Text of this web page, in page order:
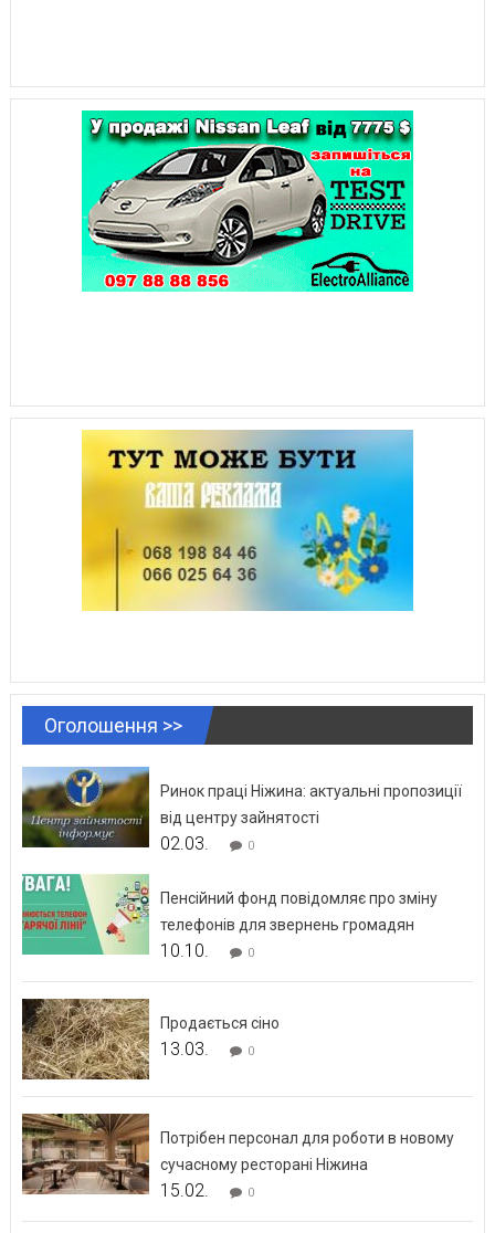
Оголошення >>
Ринок праці Ніжина: актуальні пропозиції
від центру зайнятості
02.03. 0
Пенсійний фонд повідомляє про зміну
телефонів для звернень громадян
10.10. 0
Продається сіно
13.03. 0
Потрібен персонал для роботи в новому
сучасному ресторані Ніжина
15.02. 0